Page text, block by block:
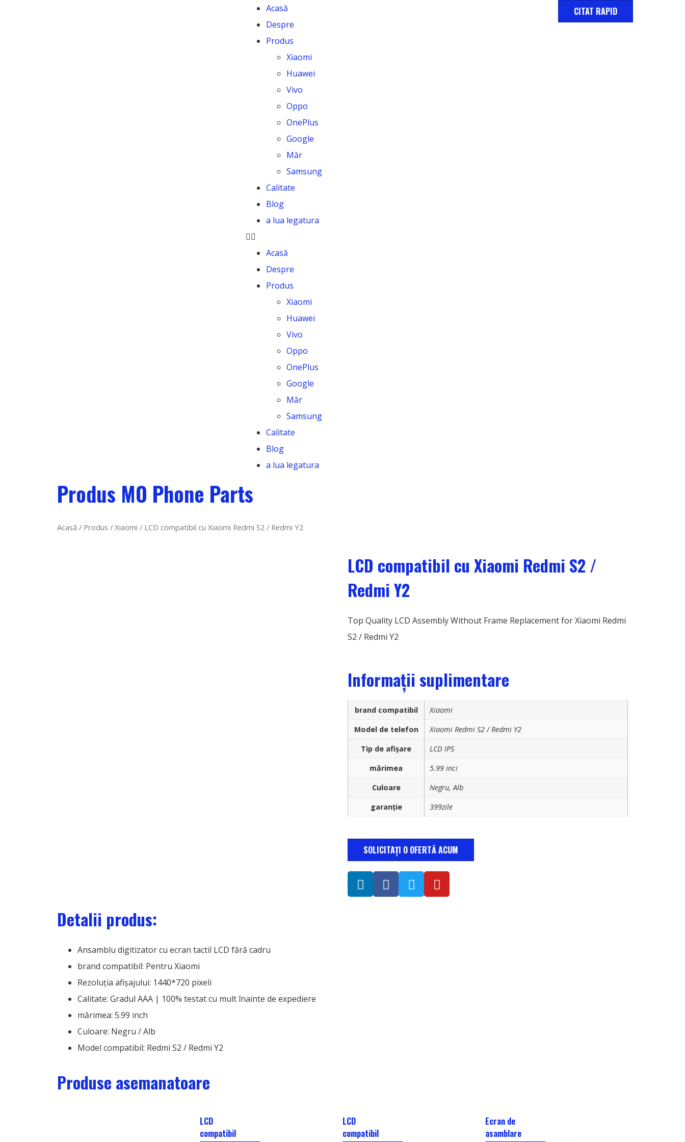
Acasă
Despre
Produs
Xiaomi
Huawei
Vivo
Oppo
OnePlus
Google
Măr
Samsung
Calitate
Blog
a lua legatura
Acasă
Despre
Produs
Xiaomi
Huawei
Vivo
Oppo
OnePlus
Google
Măr
Samsung
Calitate
Blog
a lua legatura
CITAT RAPID
Produs MO Phone Parts
Acasă / Produs / Xiaomi / LCD compatibil cu Xiaomi Redmi S2 / Redmi Y2
LCD compatibil cu Xiaomi Redmi S2 /
Redmi Y2
Top Quality LCD Assembly Without Frame Replacement for Xiaomi Redmi
S2 / Redmi Y2
Informații suplimentare
brand compatibil
Xiaomi
Model de telefon
Xiaomi Redmi S2 / Redmi Y2
Tip de afișare
LCD IPS
mărimea
5.99 inci
Culoare
Negru, Alb
garanție
399zile
SOLICITAȚI O OFERTĂ ACUM
Detalii produs:
Ansamblu digitizator cu ecran tactil LCD fără cadru
brand compatibil: Pentru Xiaomi
Rezoluția afișajului: 1440*720 pixeli
Calitate: Gradul AAA | 100% testat cu mult înainte de expediere
mărimea: 5.99 inch
Culoare: Negru / Alb
Model compatibil: Redmi S2 / Redmi Y2
Produse asemanatoare
LCD
compatibil
LCD
compatibil
Ecran de
asamblare